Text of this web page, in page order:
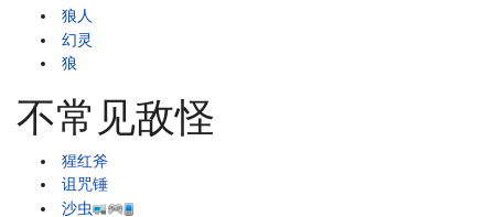
狼人
幻灵
狼
不常见敌怪
猩红斧
诅咒锤
沙虫